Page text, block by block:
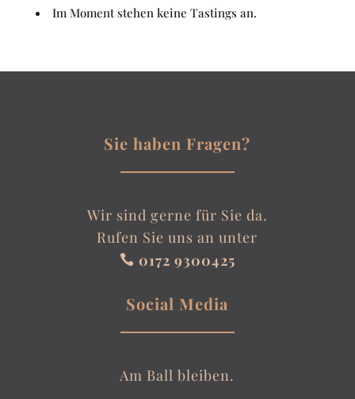
Im Moment stehen keine Tastings an.
Sie haben Fragen?
Wir sind gerne für Sie da.
Rufen Sie uns an unter
 0172 9300425
Social Media
Am Ball bleiben.